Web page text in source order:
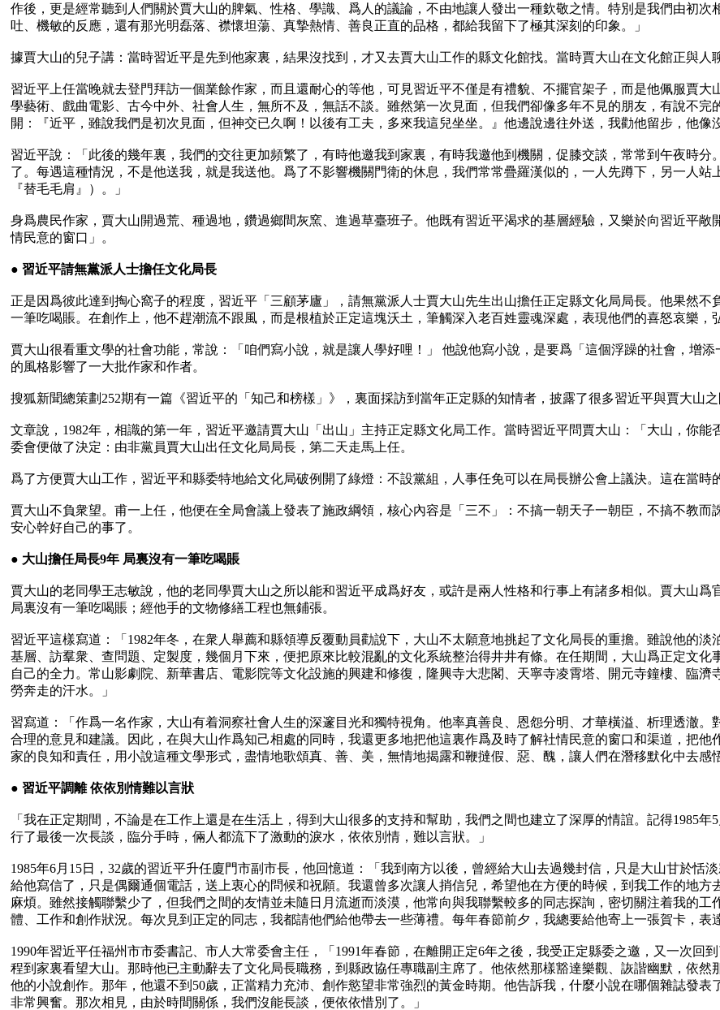
作後，更是經常聽到人們關於賈大山的脾氣、性格、學識、爲人的議論，不由地讓人發出一種欽敬之情。特別是我們由初
吐、機敏的反應，還有那光明磊落、襟懷坦蕩、真摯熱情、善良正直的品格，都給我留下了極其深刻的印象。」
據賈大山的兒子講：當時習近平是先到他家裏，結果沒找到，才又去賈大山工作的縣文化館找。當時賈大山在文化館正與人
習近平上任當晚就去登門拜訪一個業餘作家，而且還耐心的等他，可見習近平不僅是有禮貌、不擺官架子，而是他佩服賈
學藝術、戲曲電影、古今中外、社會人生，無所不及，無話不談。雖然第一次見面，但我們卻像多年不見的朋友，有說不
開：『近平，雖說我們是初次見面，但神交已久啊！以後有工夫，多來我這兒坐坐。』他邊說邊往外送，我勸他留步，他像
習近平說：「此後的幾年裏，我們的交往更加頻繁了，有時他邀我到家裏，有時我邀他到機關，促膝交談，常常到午夜時
了。每遇這種情況，不是他送我，就是我送他。爲了不影響機關門衛的休息，我們常常疊羅漢似的，一人先蹲下，另一人
『替毛毛肩』）。」
身爲農民作家，賈大山開過荒、種過地，鑽過鄉間灰窯、進過草臺班子。他既有習近平渴求的基層經驗，又樂於向習近平
情民意的窗口」。
● 習近平請無黨派人士擔任文化局長
正是因爲彼此達到掏心窩子的程度，習近平「三顧茅廬」，請無黨派人士賈大山先生出山擔任正定縣文化局局長。他果然
一筆吃喝賬。在創作上，他不趕潮流不跟風，而是根植於正定這塊沃土，筆觸深入老百姓靈魂深處，表現他們的喜怒哀樂，
賈大山很看重文學的社會功能，常說：「咱們寫小說，就是讓人學好哩！」 他說他寫小說，是要爲「這個浮躁的社會，增
的風格影響了一大批作家和作者。
搜狐新聞總策劃252期有一篇《習近平的「知己和榜樣」》，裏面採訪到當年正定縣的知情者，披露了很多習近平與賈大山之
文章說，1982年，相識的第一年，習近平邀請賈大山「出山」主持正定縣文化局工作。當時習近平問賈大山：「大山，你
委會便做了決定：由非黨員賈大山出任文化局局長，第二天走馬上任。
爲了方便賈大山工作，習近平和縣委特地給文化局破例開了綠燈：不設黨組，人事任免可以在局長辦公會上議決。這在當時
賈大山不負衆望。甫一上任，他便在全局會議上發表了施政綱領，核心內容是「三不」：不搞一朝天子一朝臣，不搞不教而
安心幹好自己的事了。
● 大山擔任局長9年 局裏沒有一筆吃喝賬
賈大山的老同學王志敏說，他的老同學賈大山之所以能和習近平成爲好友，或許是兩人性格和行事上有諸多相似。賈大山
局裏沒有一筆吃喝賬；經他手的文物修繕工程也無鋪張。
習近平這樣寫道：「1982年冬，在衆人舉薦和縣領導反覆動員勸說下，大山不太願意地挑起了文化局長的重擔。雖說他的
基層、訪羣衆、查問題、定製度，幾個月下來，便把原來比較混亂的文化系統整治得井井有條。在任期間，大山爲正定文
自己的全力。常山影劇院、新華書店、電影院等文化設施的興建和修復，隆興寺大悲閣、天寧寺凌霄塔、開元寺鐘樓、臨
勞奔走的汗水。」
習寫道：「作爲一名作家，大山有着洞察社會人生的深邃目光和獨特視角。他率真善良、恩怨分明、才華橫溢、析理透澈
合理的意見和建議。因此，在與大山作爲知己相處的同時，我還更多地把他這裏作爲及時了解社情民意的窗口和渠道，把
家的良知和責任，用小說這種文學形式，盡情地歌頌真、善、美，無情地揭露和鞭撻假、惡、醜，讓人們在潛移默化中去感
● 習近平調離 依依別情難以言狀
「我在正定期間，不論是在工作上還是在生活上，得到大山很多的支持和幫助，我們之間也建立了深厚的情誼。記得1985
行了最後一次長談，臨分手時，倆人都流下了激動的淚水，依依別情，難以言狀。」
1985年6月15日，32歲的習近平升任廈門市副市長，他回憶道：「我到南方以後，曾經給大山去過幾封信，只是大山甘於恬
給他寫信了，只是偶爾通個電話，送上衷心的問候和祝願。我還曾多次讓人捎信兒，希望他在方便的時候，到我工作的地
麻煩。雖然接觸聯繫少了，但我們之間的友情並未隨日月流逝而淡漠，他常向與我聯繫較多的同志探詢，密切關注着我的
體、工作和創作狀況。每次見到正定的同志，我都請他們給他帶去一些薄禮。每年春節前夕，我總要給他寄上一張賀卡，表
1990年習近平任福州市市委書記、市人大常委會主任，「1991年春節，在離開正定6年之後，我受正定縣委之邀，又一次
程到家裏看望大山。那時他已主動辭去了文化局長職務，到縣政協任專職副主席了。他依然那樣豁達樂觀、詼諧幽默，依
他的小說創作。那年，他還不到50歲，正當精力充沛、創作慾望非常強烈的黃金時期。他告訴我，什麼小說在哪個雜誌發
非常興奮。那次相見，由於時間關係，我們沒能長談，便依依惜別了。」